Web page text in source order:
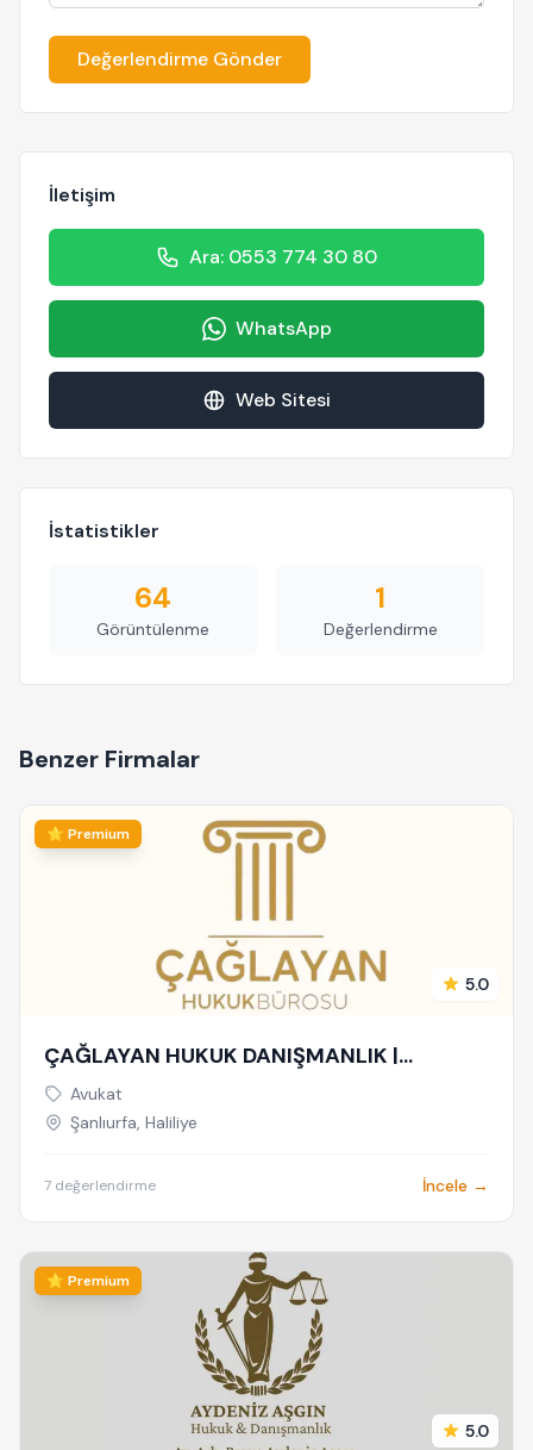
Değerlendirme Gönder
İletişim
Ara: 0553 774 30 80
WhatsApp
Web Sitesi
İstatistikler
64
Görüntülenme
1
Değerlendirme
Benzer Firmalar
⭐ Premium
5.0
ÇAĞLAYAN HUKUK DANIŞMANLIK |
ŞANLIURFA AVUKAT
Avukat
Şanlıurfa, Haliliye
7 değerlendirme İncele →
⭐ Premium
5.0